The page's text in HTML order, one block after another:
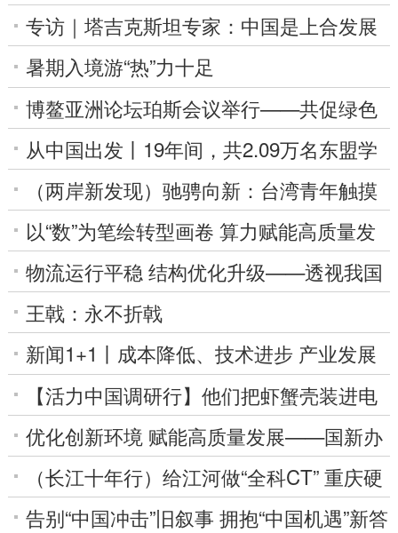
说明了一切
专访｜塔吉克斯坦专家：中国是上合发展
重要推动力量
暑期入境游“热”力十足
博鳌亚洲论坛珀斯会议举行——共促绿色
转型 共创美好未来
从中国出发丨19年间，共2.09万名东盟学
子选择留学贵州
（两岸新发现）驰骋向新：台湾青年触摸
成渝双城产业新动能
以“数”为笔绘转型画卷 算力赋能高质量发
展——克拉玛依市克拉玛依区推进算力产
业...
物流运行平稳 结构优化升级——透视我国
上半年物流运行发展
王戟：永不折戟
新闻1+1丨成本降低、技术进步 产业发展
背后的“中国机遇2.0”
【活力中国调研行】他们把虾蟹壳装进电
池，十年"熬"出一片新蓝海
优化创新环境 赋能高质量发展——国新办
发布会聚焦“十五五”时期知识产权工作新图
景
（长江十年行）给江河做“全科CT” 重庆硬
核科技守护巴山渝水
告别“中国冲击”旧叙事 拥抱“中国机遇”新答